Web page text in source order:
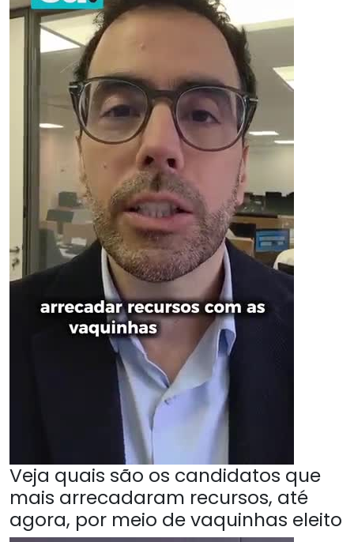
Veja quais são os candidatos que
mais arrecadaram recursos, até
agora, por meio de vaquinhas eleito